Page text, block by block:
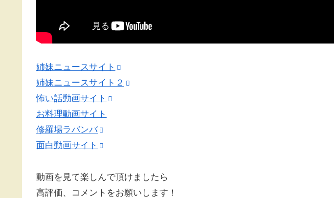
姉妹ニュースサイト
姉妹ニュースサイト２
怖い話動画サイト
お料理動画サイト
修羅場ラバンバ
面白動画サイト
動画を見て楽しんで頂けましたら
高評価、コメントをお願いします！